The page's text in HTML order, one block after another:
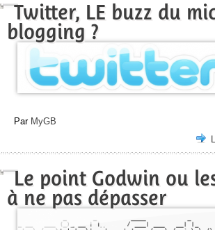
Twitter, LE buzz du
blogging ?
Par MyGB
Le point Godwin ou
à ne pas dépasser